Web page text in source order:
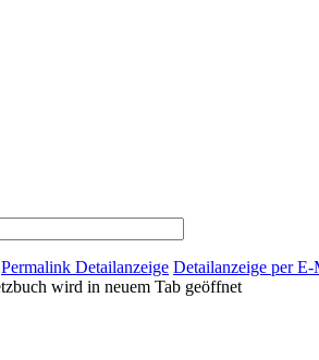
Permalink Detailanzeige Detailanzeige per
wird in neuem Tab geöffnet